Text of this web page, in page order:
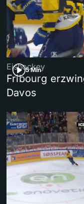
5 Min
Eishockey
Fribourg
Davos